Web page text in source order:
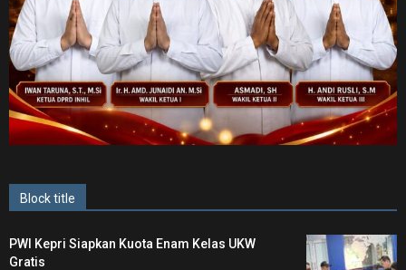
Block title
PWI Kepri Siapkan Kuota Enam Kelas UKW
Gratis